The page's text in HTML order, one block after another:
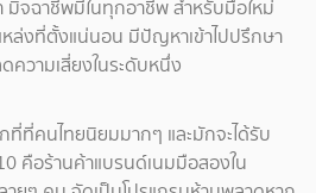
มิจฉาชีพมีในทุกอาชีพ สำหรับมือใหม่
หล่งที่ตั้งแน่นอน มีปัญหาเข้าไปปรึกษา
ความเสี่ยงในระดับหนึ่ง
ที่คนไทยนิยมมากๆ และมักจะได้รับ
คือร้านค้าแบรนด์เนมมือสองใน